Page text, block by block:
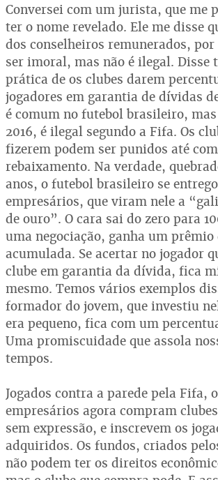
Conversei com um jurista, que me
ter o nome revelado. Ele me disse
dos conselheiros remunerados,
ser imoral, mas não é ilegal. Disse
prática de os clubes darem
jogadores em garantia de dívidas
é comum no futebol brasileiro, mas
2016, é ilegal segundo a Fifa. Os
fizerem podem ser punidos até
rebaixamento. Na verdade,
anos, o futebol brasileiro se
empresários, que viram nele a
de ouro”. O cara sai do zero para
uma negociação, ganha um prêmio
acumulada. Se acertar no jogador
clube em garantia da dívida, fica
mesmo. Temos vários exemplos
formador do jovem, que investiu
era pequeno, fica com um
Uma promiscuidade que assola
tempos.
Jogados contra a parede pela Fifa,
empresários agora compram
sem expressão, e inscrevem os
adquiridos. Os fundos, criados
não podem ter os direitos